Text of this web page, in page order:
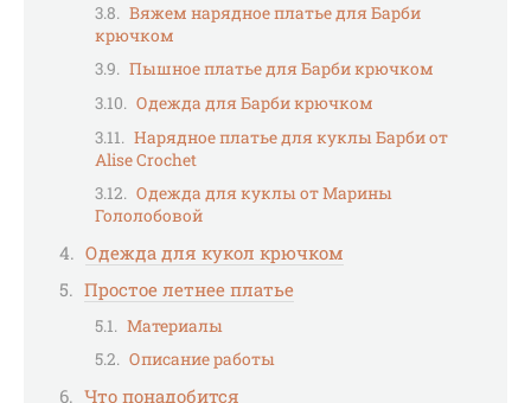
Вяжем нарядное платье для Барби
крючком
Пышное платье для Барби крючком
Одежда для Барби крючком
Нарядное платье для куклы Барби от
Alise Crochet
Одежда для куклы от Марины
Гололобовой
Одежда для кукол крючком
Простое летнее платье
Материалы
Описание работы
Что понадобится